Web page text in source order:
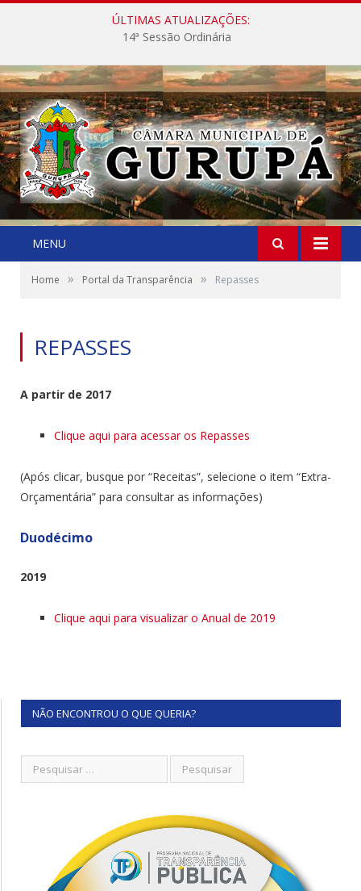
ÚLTIMAS ATUALIZAÇÕES:
14ª Sessão Ordinária
MENU
Home » Portal da Transparência » Repasses
REPASSES
A partir de 2017
Clique aqui para acessar os Repasses
(Após clicar, busque por “Receitas”, selecione o item “Extra-
Orçamentária” para consultar as informações)
Duodécimo
2019
Clique aqui para visualizar o Anual de 2019
NÃO ENCONTROU O QUE QUERIA?